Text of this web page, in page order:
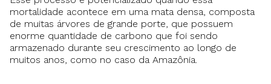
mortalidade acontece em uma mata densa, composta
de muitas árvores de grande porte, que possuem
enorme quantidade de carbono que foi sendo
armazenado durante seu crescimento ao longo de
muitos anos, como no caso da Amazônia.